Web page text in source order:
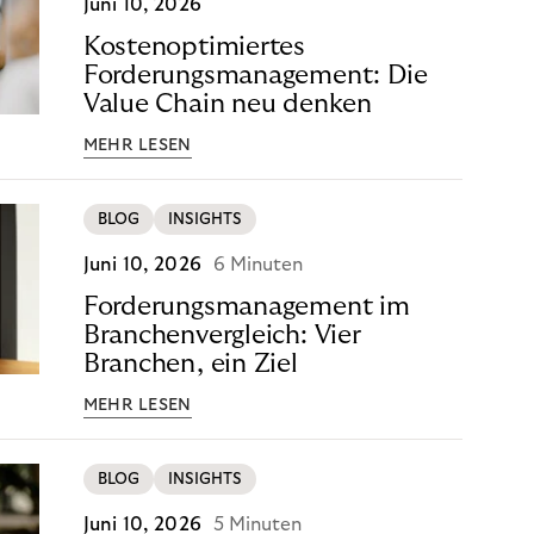
Juni 10, 2026
Kostenoptimiertes
Forderungsmanagement: Die
Value Chain neu denken
MEHR LESEN
BLOG INSIGHTS
Juni 10, 2026 6 Minuten
Forderungsmanagement im
Branchenvergleich: Vier
Branchen, ein Ziel
MEHR LESEN
BLOG INSIGHTS
Juni 10, 2026 5 Minuten